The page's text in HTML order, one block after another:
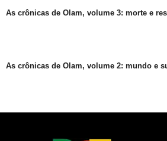
As crônicas de Olam, volume 3: morte e
As crônicas de Olam, volume 2: mundo e